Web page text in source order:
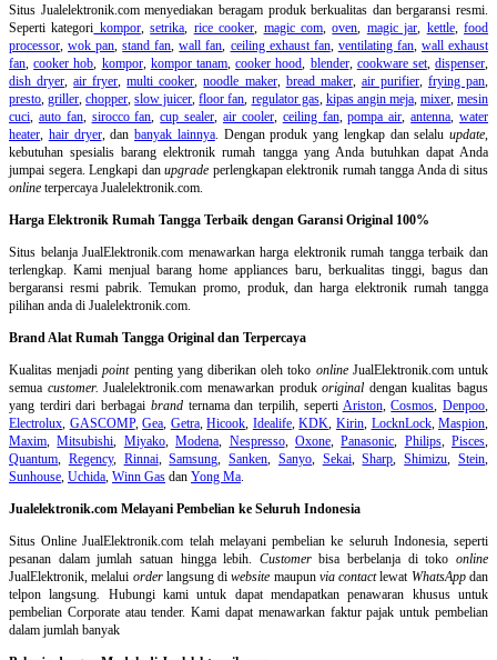
Situs Jualelektronik.com menyediakan beragam produk berkualitas dan bergaransi resmi.
Seperti kategori kompor,setrika rice cooker magic com,oven magic jar kettle,food
processor ,wok pan ,stand fan ,wall fan ceiling exhaust fan, ventilating fan, wall exhaust
fan ,cooker hob kompor, kompor tanam,cooker hood blender, cookware set,dispenser
dish dryer ,air fryer ,multi cooker ,noodle maker, bread maker, air purifier, frying pan
presto ,griller ,chopper ,slow juicer ,floor fan regulator gas, kipas angin meja, mixer,mesin
cuci auto fan, sirocco fan ,cup sealer ,air cooler, ceiling fan,pompa air ,antenna ,water
heater hair dryer, dan banyak lainnya. Dengan produk yang lengkap dan selalu update
kebutuhan spesialis barang elektronik rumah tangga yang Anda butuhkan dapat Anda
jumpai segera. Lengkapi danupgrade perlengkapan elektronik rumah tangga Anda di situs
online terpercaya Jualelektronik.com.
Harga Elektronik Rumah Tangga Terbaik dengan Garansi Original 100%
Situs belanjaJualElektronik.com menawarkan harga elektronik rumah tangga terbaik dan
terlengkap. Kami menjual barang home appliances baru, berkualitas tinggi, bagus dan
bergaransi resmi pabrik. Temukan promo, produk, dan harga elektronik rumah tangga
pilihan anda di Jualelektronik.com.
Brand Alat Rumah Tangga Original dan Terpercaya
Kualitas menjadipointpenting yang diberikan oleh toko onlineJualElektronik.com untuk
semua customer. Jualelektronik.com menawarkan produkoriginal dengan kualitas bagus
yang terdiri dari berbagai brandternama dan terpilih, seperti Ariston,Cosmos ,Denpoo
Electrolux GASCOMP,Gea Getra,Hicook Idealife,KDK Kirin, LocknLock,Maspion
Maxim ,Mitsubishi Miyako,Modena Nespresso, Oxone,Panasonic Philips, Pisces
Quantum
Regency, Rinnai,Samsung ,Sanken Sanyo, Sekai,Sharp ,Shimizu ,Stein
Sunhouse Uchida Winn Gas dan Yong Ma
Jualelektronik.com Melayani Pembelian ke Seluruh Indonesia
Situs Online JualElektronik.com telah melayani pembelian ke seluruh Indonesia, seperti
pesanan dalam jumlah satuan hingga lebih. Customerbisa berbelanja di tokoonline
JualElektronik, melalui orderlangsung diwebsite maupun via contactlewat WhatsAppdan
telpon langsung
Hubungi kami untuk dapat mendapatkan penawaran khusus untuk
pembelian Corporate atau tender. Kami dapat menawarkan faktur pajak untuk pembelian
dalam jumlah banyak